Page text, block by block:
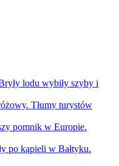
lodu wybiły szyby i
Tłumy turystów
pomnik w Europie.
po kąpieli w Bałtyku.